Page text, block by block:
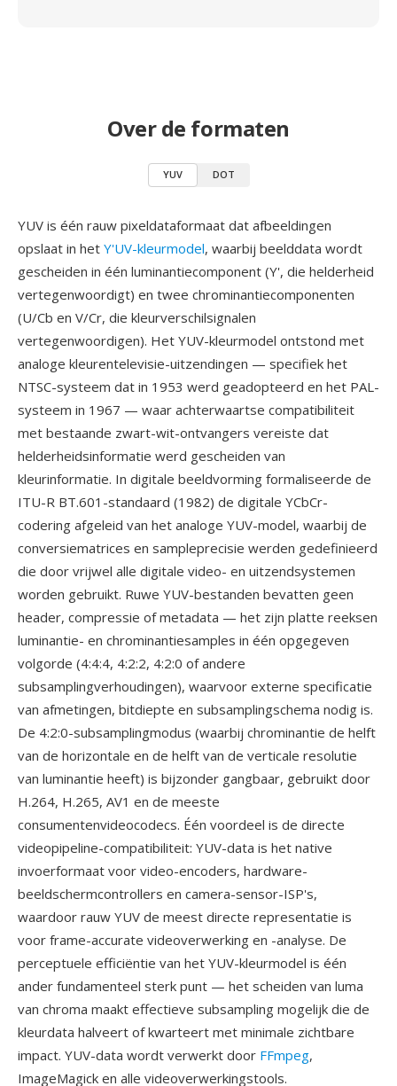
Over de formaten
YUV DOT
YUV is één rauw pixeldataformaat dat afbeeldingen
opslaat in het Y'UV-kleurmodel, waarbij beelddata wordt
gescheiden in één luminantiecomponent (Y', die helderheid
vertegenwoordigt) en twee chrominantiecomponenten
(U/Cb en V/Cr, die kleurverschilsignalen
vertegenwoordigen). Het YUV-kleurmodel ontstond met
analoge kleurentelevisie-uitzendingen — specifiek het
NTSC-systeem dat in 1953 werd geadopteerd en het PAL-
systeem in 1967 — waar achterwaartse compatibiliteit
met bestaande zwart-wit-ontvangers vereiste dat
helderheidsinformatie werd gescheiden van
kleurinformatie. In digitale beeldvorming formaliseerde de
ITU-R BT.601-standaard (1982) de digitale YCbCr-
codering afgeleid van het analoge YUV-model, waarbij de
conversiematrices en sampleprecisie werden gedefinieerd
die door vrijwel alle digitale video- en uitzendsystemen
worden gebruikt. Ruwe YUV-bestanden bevatten geen
header, compressie of metadata — het zijn platte reeksen
luminantie- en chrominantiesamples in één opgegeven
volgorde (4:4:4, 4:2:2, 4:2:0 of andere
subsamplingverhoudingen), waarvoor externe specificatie
van afmetingen, bitdiepte en subsamplingschema nodig is.
De 4:2:0-subsamplingmodus (waarbij chrominantie de helft
van de horizontale en de helft van de verticale resolutie
van luminantie heeft) is bijzonder gangbaar, gebruikt door
H.264, H.265, AV1 en de meeste
consumentenvideocodecs. Één voordeel is de directe
videopipeline-compatibiliteit: YUV-data is het native
invoerformaat voor video-encoders, hardware-
beeldschermcontrollers en camera-sensor-ISP's,
waardoor rauw YUV de meest directe representatie is
voor frame-accurate videoverwerking en -analyse. De
perceptuele efficiëntie van het YUV-kleurmodel is één
ander fundamenteel sterk punt — het scheiden van luma
van chroma maakt effectieve subsampling mogelijk die de
kleurdata halveert of kwarteert met minimale zichtbare
impact. YUV-data wordt verwerkt door FFmpeg,
ImageMagick en alle videoverwerkingstools.